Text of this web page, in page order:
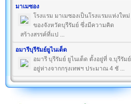
มาเมซอง
โรงแรม มาเมซองเป็นโรงแรมแห่งใหม่
ของจังหวัดบุรีรัมย์ ซึ่งมีความคิด
สร้างสรรค์ที่แป ...
อมารีบุรีรัมย์ยูไนเต็ด
อมารี บุรีรัมย์ ยูไนเต็ด ตั้งอยู่ที่ จ.บุรีรัมย์
อยู่ห่างจากกรุงเทพฯ ประมาณ 4 ชั ...